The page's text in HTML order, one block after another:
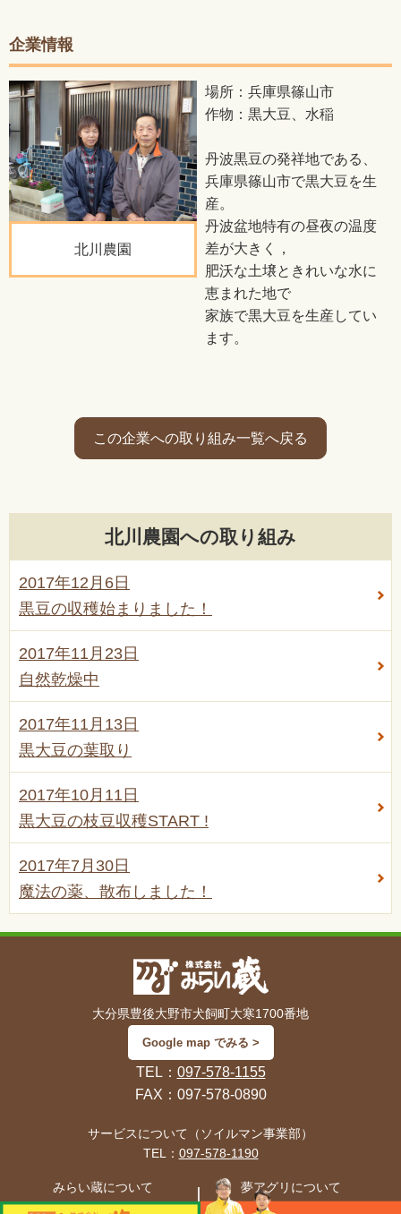
企業情報
北川農園
場所：兵庫県篠山市
作物：黒大豆、水稲
丹波黒豆の発祥地である、
兵庫県篠山市で黒大豆を生
産。
丹波盆地特有の昼夜の温度
差が大きく，
肥沃な土壌ときれいな水に
恵まれた地で
家族で黒大豆を生産してい
ます。
この企業への取り組み一覧へ戻る
北川農園への取り組み
2017年12月6日
黒豆の収穫始まりました！
2017年11月23日
自然乾燥中
2017年11月13日
黒大豆の葉取り
2017年10月11日
黒大豆の枝豆収穫START !
2017年7月30日
魔法の薬、散布しました！
大分県豊後大野市犬飼町大寒1700番地
Google map でみる >
TEL： 097-578-1155
FAX：097-578-0890
サービスについて（ソイルマン事業部）
TEL： 097-578-1190
みらい蔵について
TEL：097-578-1155
夢アグリについて
TEL：097-578-1131